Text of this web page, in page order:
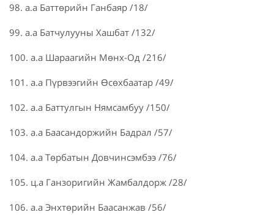
98. а.а Баттөрийн Ганбаяр /18/
99. а.а Батчулууны Хашбат /132/
100. а.а Шараагийн Мөнх-Од /216/
101. а.а Пүрвээгийн Өсөхбаатар /49/
102. а.а Баттулгын Нямсамбуу /150/
103. а.а Баасандоржийн Бадрал /57/
104. а.а Төрбатын Довчинсэмбээ /76/
105. ц.а Ганзоригийн Жамбалдорж /28/
106. а.а Энхтөрийн Баасанжав /56/